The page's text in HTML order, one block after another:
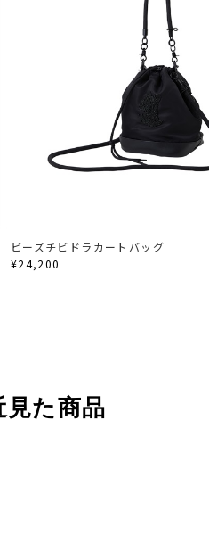
ビーズチビドラカートバッグ
¥24,200
見た商品